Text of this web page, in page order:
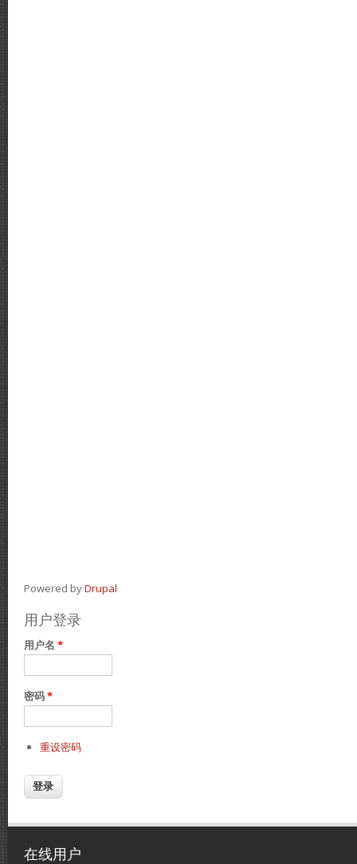
Powered byDrupal
用户登录
用户名 *
密码*
重设密码
在线用户